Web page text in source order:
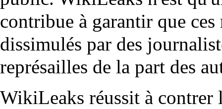
contribue à garantir que ces
dissimulés par des
représailles de la part des
WikiLeaks réussit à contrer